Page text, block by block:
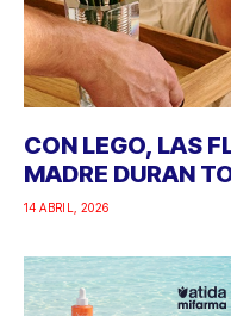
CON LEGO, LAS
MADRE DURAN
14 ABRIL, 2026